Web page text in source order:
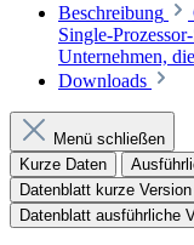
Beschreibung
Single-
Unternehmen,
Downloads
Menü schließen
Kurze Daten
Datenblatt kurze
Datenblatt ausführliche